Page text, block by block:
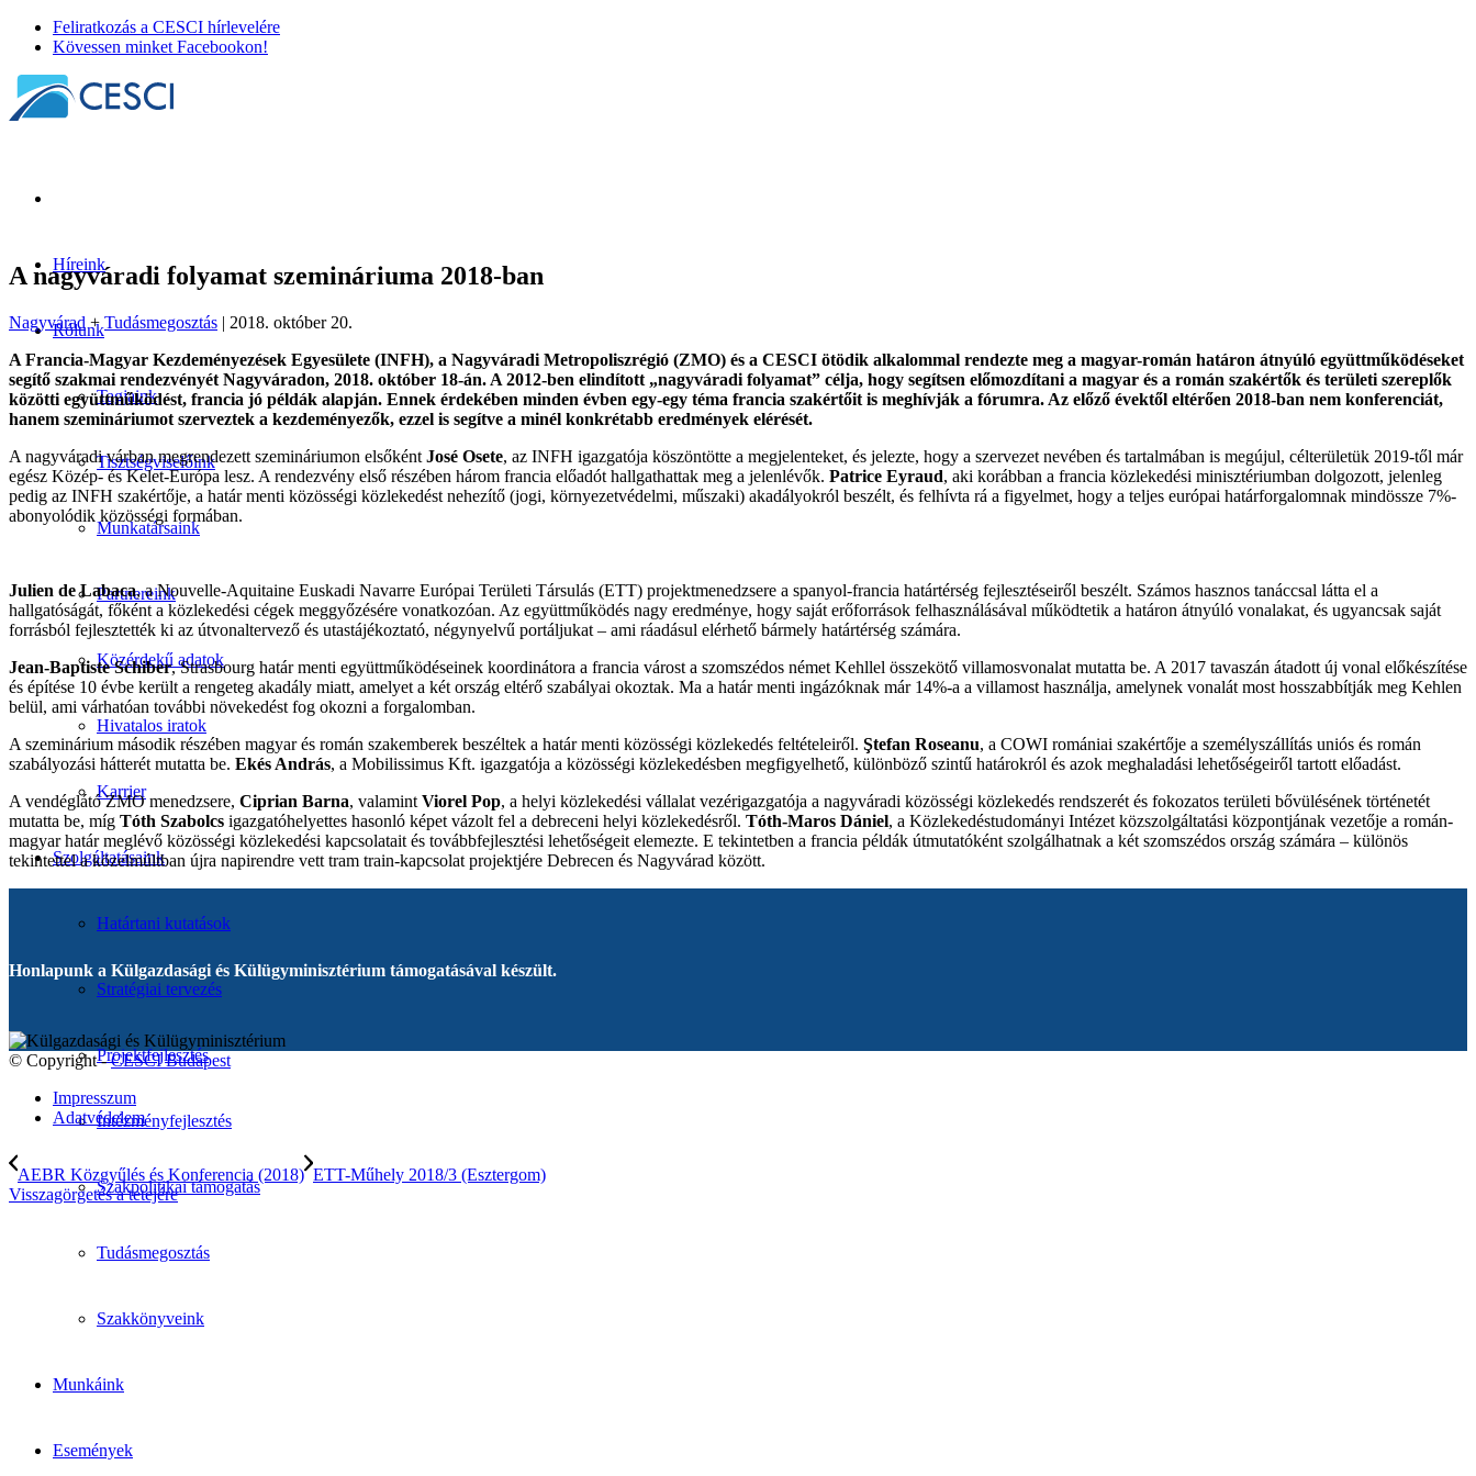
Feliratkozás a CESCI hírlevelére
Kövessen minket Facebookon!
Híreink
Rólunk
Tagjaink
Tisztségviselőink
Munkatársaink
Partnereink
Közérdekű adatok
Hivatalos iratok
Karrier
Szolgáltatásaink
Határtani kutatások
Stratégiai tervezés
Projektfejlesztés
Intézményfejlesztés
Szakpolitikai támogatás
Tudásmegosztás
Szakkönyveink
Munkáink
Események
A nagyváradi folyamat szemináriuma 2018-ban
Nagyvárad + Tudásmegosztás | 2018. október 20.
A Francia-Magyar Kezdeményezések Egyesülete (INFH), a Nagyváradi Metropoliszrégió (ZMO) és a CESCI ötödik alkalommal rendezte meg a magyar-román határon átnyúló együttműködéseket
segítő szakmai rendezvényét Nagyváradon, 2018. október 18-án. A 2012-ben elindított „nagyváradi folyamat” célja, hogy segítsen előmozdítani a magyar és a román szakértők és területi szereplők
közötti együttműködést, francia jó példák alapján. Ennek érdekében minden évben egy-egy téma francia szakértőit is meghívják a fórumra. Az előző évektől eltérően 2018-ban nem konferenciát,
hanem szemináriumot szerveztek a kezdeményezők, ezzel is segítve a minél konkrétabb eredmények elérését.
A nagyváradi várban megrendezett szemináriumon elsőként José Osete, az INFH igazgatója köszöntötte a megjelenteket, és jelezte, hogy a szervezet nevében és tartalmában is megújul, célterületük 2019-től már
egész Közép- és Kelet-Európa lesz. A rendezvény első részében három francia előadót hallgathattak meg a jelenlévők. Patrice Eyraud, aki korábban a francia közlekedési minisztériumban dolgozott, jelenleg
pedig az INFH szakértője, a határ menti közösségi közlekedést nehezítő (jogi, környezetvédelmi, műszaki) akadályokról beszélt, és felhívta rá a figyelmet, hogy a teljes európai határforgalomnak mindössze 7%-
abonyolódik közösségi formában.
Julien de Labaca, a Nouvelle-Aquitaine Euskadi Navarre Európai Területi Társulás (ETT) projektmenedzsere a spanyol-francia határtérség fejlesztéseiről beszélt. Számos hasznos tanáccsal látta el a
hallgatóságát, főként a közlekedési cégek meggyőzésére vonatkozóan. Az együttműködés nagy eredménye, hogy saját erőforrások felhasználásával működtetik a határon átnyúló vonalakat, és ugyancsak saját
forrásból fejlesztették ki az útvonaltervező és utastájékoztató, négynyelvű portáljukat – ami ráadásul elérhető bármely határtérség számára.
Jean-Baptiste Schiber, Strasbourg határ menti együttműködéseinek koordinátora a francia várost a szomszédos német Kehllel összekötő villamosvonalat mutatta be. A 2017 tavaszán átadott új vonal előkészítése
és építése 10 évbe került a rengeteg akadály miatt, amelyet a két ország eltérő szabályai okoztak. Ma a határ menti ingázóknak már 14%-a a villamost használja, amelynek vonalát most hosszabbítják meg Kehlen
belül, ami várhatóan további növekedést fog okozni a forgalomban.
A szeminárium második részében magyar és román szakemberek beszéltek a határ menti közösségi közlekedés feltételeiről. Ştefan Roseanu, a COWI romániai szakértője a személyszállítás uniós és román
szabályozási hátterét mutatta be. Ekés András, a Mobilissimus Kft. igazgatója a közösségi közlekedésben megfigyelhető, különböző szintű határokról és azok meghaladási lehetőségeiről tartott előadást.
A vendéglátó ZMO menedzsere, Ciprian Barna, valamint Viorel Pop, a helyi közlekedési vállalat vezérigazgatója a nagyváradi közösségi közlekedés rendszerét és fokozatos területi bővülésének történetét
mutatta be, míg Tóth Szabolcs igazgatóhelyettes hasonló képet vázolt fel a debreceni helyi közlekedésről. Tóth-Maros Dániel, a Közlekedéstudományi Intézet közszolgáltatási központjának vezetője a román-
magyar határ meglévő közösségi közlekedési kapcsolatait és továbbfejlesztési lehetőségeit elemezte. E tekintetben a francia példák útmutatóként szolgálhatnak a két szomszédos ország számára – különös
tekintettel a közelmúltban újra napirendre vett tram train-kapcsolat projektjére Debrecen és Nagyvárad között.
Honlapunk a Külgazdasági és Külügyminisztérium támogatásával készült.
© Copyright -CESCI Budapest
Impresszum
Adatvédelem
AEBR Közgyűlés és Konferencia (2018) ETT-Műhely 2018/3 (Esztergom)
Visszagörgetés a tetejére